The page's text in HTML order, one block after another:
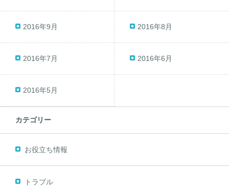
2016年9月 2016年8月
2016年7月 2016年6月
2016年5月
カテゴリー
お役立ち情報
トラブル